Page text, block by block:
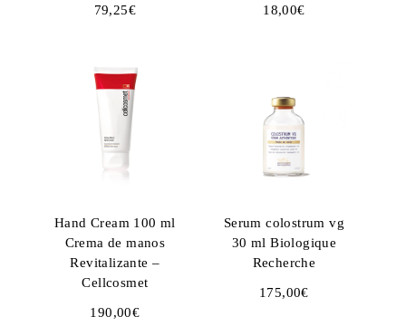
79,25€ 18,00€
Hand Cream 100 ml
Crema de manos
Revitalizante –
Cellcosmet
190,00€
Serum colostrum vg
30 ml Biologique
Recherche
175,00€